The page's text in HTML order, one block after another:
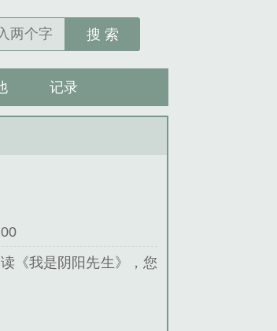
搜 索
记录
《我是阴阳先生》，您